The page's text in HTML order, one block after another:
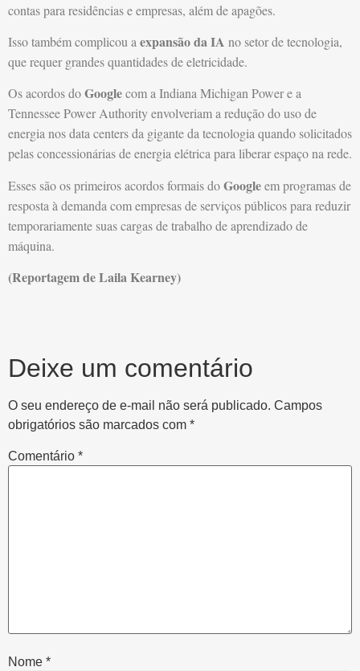
contas para residências e empresas, além de apagões.
Isso também complicou a expansão da IA no setor de tecnologia,
que requer grandes quantidades de eletricidade.
Os acordos doGooglecom a Indiana Michigan Power e a
Tennessee Power Authority envolveriam a redução do uso de
energia nos data centers da gigante da tecnologia quando solicitados
pelas concessionárias de energia elétrica para liberar espaço na rede.
Esses são os primeiros acordos formais doGoogleem programas de
resposta à demanda com empresas de serviços públicos para reduzir
temporariamente suas cargas de trabalho de aprendizado de
máquina.
(Reportagem de Laila Kearney)
Deixe um comentário
O seu endereço de e-mail não será publicado. Campos
obrigatórios são marcados com *
Comentário *
Nome *